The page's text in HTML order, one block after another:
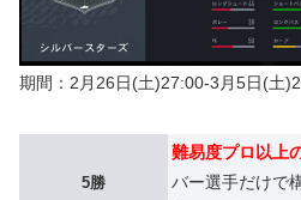
期間：2月26日(土)27:00-3月5日(土
5勝
難易度プロ以上
バー選手だけで